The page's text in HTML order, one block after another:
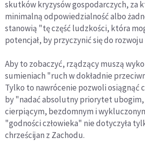
skutków kryzysów gospodarczych, za
minimalną odpowiedzialność albo
stanowią "tę część ludzkości, która
potencjał, by przyczynić się do
Aby to zobaczyć, rządzący muszą
sumieniach "ruch w dokładnie
Tylko to nawrócenie pozwoli osiągnąć
by "nadać absolutny priorytet
cierpiącym, bezdomnym i
"godności człowieka" nie dotyczyła
chrześcijan z Zachodu.